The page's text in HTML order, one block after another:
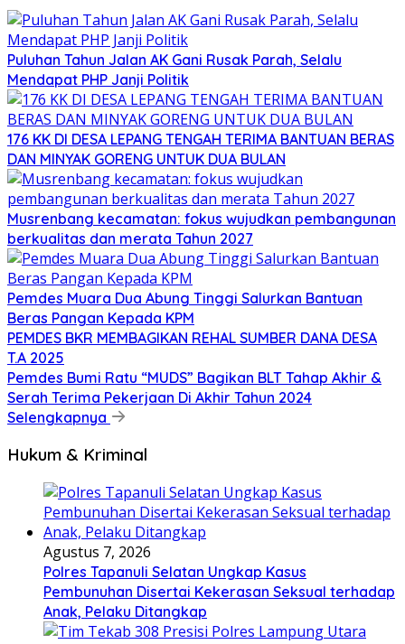
Puluhan Tahun Jalan AK Gani Rusak Parah, Selalu
Mendapat PHP Janji Politik
176 KK DI DESA LEPANG TENGAH TERIMA BANTUAN BERAS
DAN MINYAK GORENG UNTUK DUA BULAN
Musrenbang kecamatan: fokus wujudkan pembangunan
berkualitas dan merata Tahun 2027
Pemdes Muara Dua Abung Tinggi Salurkan Bantuan
Beras Pangan Kepada KPM
PEMDES BKR MEMBAGIKAN REHAL SUMBER DANA DESA
T.A 2025
Pemdes Bumi Ratu “MUDS” Bagikan BLT Tahap Akhir &
Serah Terima Pekerjaan Di Akhir Tahun 2024
Selengkapnya
Hukum & Kriminal
Agustus 7, 2026
Polres Tapanuli Selatan Ungkap Kasus
Pembunuhan Disertai Kekerasan Seksual terhadap
Anak, Pelaku Ditangkap